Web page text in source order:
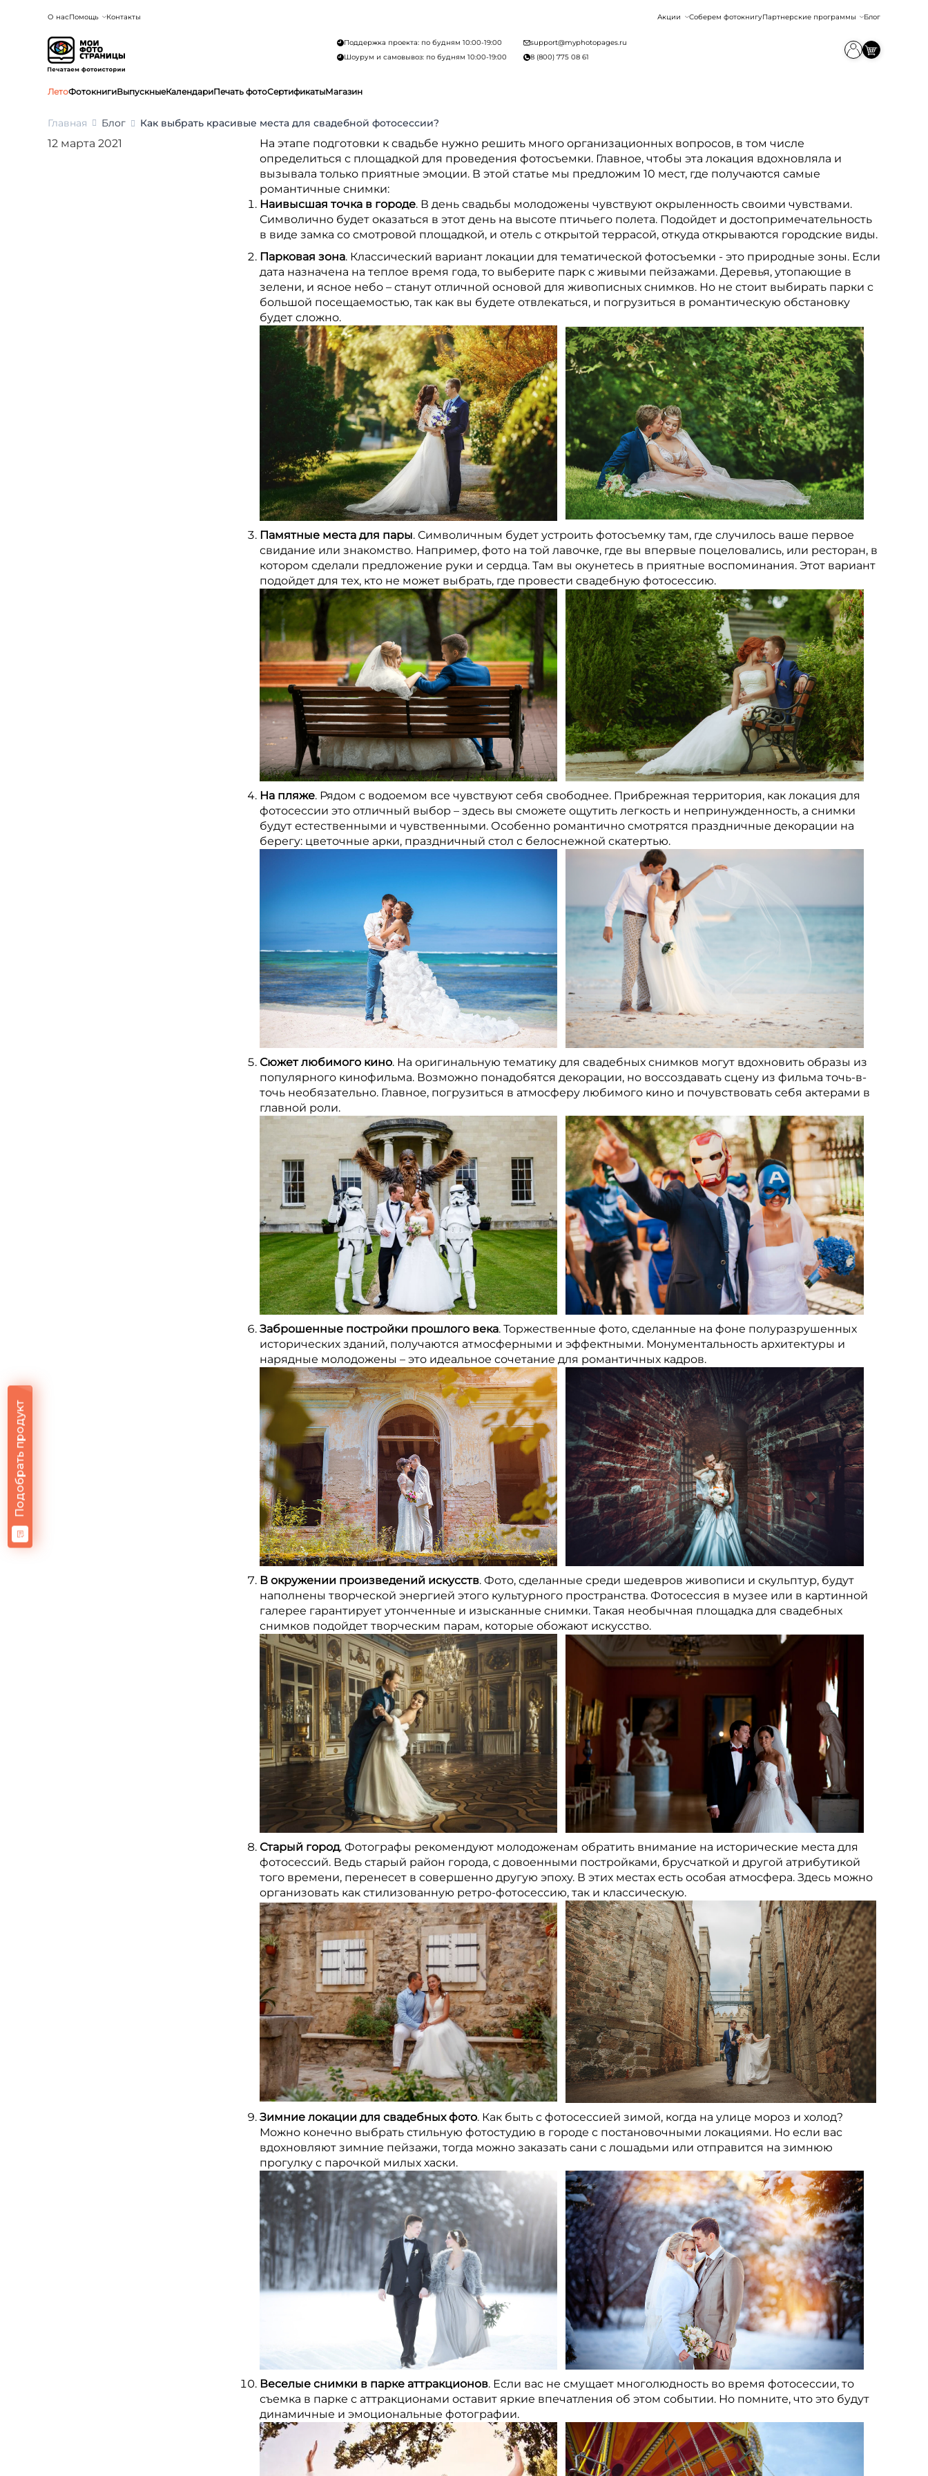
О насПомощь Контакты Акции Соберем фотокнигуПартнерские программы Блог
Поддержка проекта: по будням 10:00-19:00
Шоурум и самовывоз: по будням 10:00-19:00
support@myphotopages.ru
8 (800) 775 08 61
ЛетоФотокнигиВыпускныеКалендариПечать фотоСертификатыМагазин
Подобрать продукт
Главная Блог Как выбрать красивые места для свадебной фотосессии?
12 марта 2021
На этапе подготовки к свадьбе нужно решить много организационных вопросов, в том числе
определиться с площадкой для проведения фотосъемки. Главное, чтобы эта локация вдохновляла и
вызывала только приятные эмоции. В этой статье мы предложим 10 мест, где получаются самые
романтичные снимки:
Наивысшая точка в городе. В день свадьбы молодожены чувствуют окрыленность своими чувствами.
Символично будет оказаться в этот день на высоте птичьего полета. Подойдет и достопримечательность
в виде замка со смотровой площадкой, и отель с открытой террасой, откуда открываются городские виды.
Парковая зона. Классический вариант локации для тематической фотосъемки - это природные зоны. Если
дата назначена на теплое время года, то выберите парк с живыми пейзажами. Деревья, утопающие в
зелени, и ясное небо – станут отличной основой для живописных снимков. Но не стоит выбирать парки с
большой посещаемостью, так как вы будете отвлекаться, и погрузиться в романтическую обстановку
будет сложно.
Памятные места для пары. Символичным будет устроить фотосъемку там, где случилось ваше первое
свидание или знакомство. Например, фото на той лавочке, где вы впервые поцеловались, или ресторан, в
котором сделали предложение руки и сердца. Там вы окунетесь в приятные воспоминания. Этот вариант
подойдет для тех, кто не может выбрать, где провести свадебную фотосессию.
На пляже. Рядом с водоемом все чувствуют себя свободнее. Прибрежная территория, как локация для
фотосессии это отличный выбор – здесь вы сможете ощутить легкость и непринужденность, а снимки
будут естественными и чувственными. Особенно романтично смотрятся праздничные декорации на
берегу: цветочные арки, праздничный стол с белоснежной скатертью.
Сюжет любимого кино. На оригинальную тематику для свадебных снимков могут вдохновить образы из
популярного кинофильма. Возможно понадобятся декорации, но воссоздавать сцену из фильма точь-в-
точь необязательно. Главное, погрузиться в атмосферу любимого кино и почувствовать себя актерами в
главной роли.
Заброшенные постройки прошлого века. Торжественные фото, сделанные на фоне полуразрушенных
исторических зданий, получаются атмосферными и эффектными. Монументальность архитектуры и
нарядные молодожены – это идеальное сочетание для романтичных кадров.
В окружении произведений искусств. Фото, сделанные среди шедевров живописи и скульптур, будут
наполнены творческой энергией этого культурного пространства. Фотосессия в музее или в картинной
галерее гарантирует утонченные и изысканные снимки. Такая необычная площадка для свадебных
снимков подойдет творческим парам, которые обожают искусство.
Старый город. Фотографы рекомендуют молодоженам обратить внимание на исторические места для
фотосессий. Ведь старый район города, с довоенными постройками, брусчаткой и другой атрибутикой
того времени, перенесет в совершенно другую эпоху. В этих местах есть особая атмосфера. Здесь можно
организовать как стилизованную ретро-фотосессию, так и классическую.
Зимние локации для свадебных фото. Как быть с фотосессией зимой, когда на улице мороз и холод?
Можно конечно выбрать стильную фотостудию в городе с постановочными локациями. Но если вас
вдохновляют зимние пейзажи, тогда можно заказать сани с лошадьми или отправится на зимнюю
прогулку с парочкой милых хаски.
Веселые снимки в парке аттракционов. Если вас не смущает многолюдность во время фотосессии, то
съемка в парке с аттракционами оставит яркие впечатления об этом событии. Но помните, что это будут
динамичные и эмоциональные фотографии.